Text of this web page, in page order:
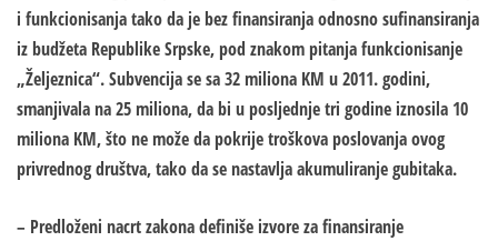
i funkcionisanja tako da je bez finansiranja odnosno sufinansiranja
iz budžeta Republike Srpske, pod znakom pitanja funkcionisanje
„Željeznica“. Subvencija se sa 32 miliona KM u 2011. godini,
smanjivala na 25 miliona, da bi u posljednje tri godine iznosila 10
miliona KM, što ne može da pokrije troškova poslovanja ovog
privrednog društva, tako da se nastavlja akumuliranje gubitaka.
– Predloženi nacrt zakona definiše izvore za finansiranje